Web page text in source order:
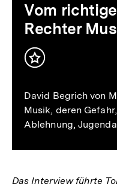
Vom
Rechter
Inhalt
David Begrich von
Musik, deren
Ablehnung,
Das Interview führte